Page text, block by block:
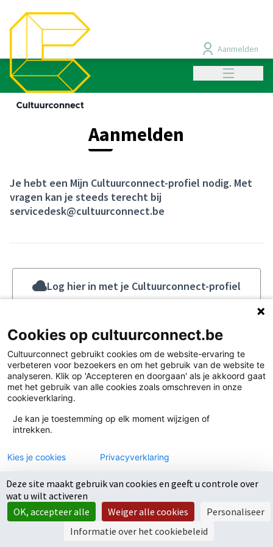
Information about the cookies used on the website
content of the site. The cookies enable us to provide a more
Accept all
Accept only essential
Settings
Hoofdmenu
Aanmelden
Aanmelden
Je hebt een Mijn Cultuurconnect-profiel nodig. Met
vragen kan je steeds terecht bij
servicedesk@cultuurconnect.be
Log hier in met je Cultuurconnect-profiel
Terms of Service
(Externe link)
Website made byOpen Source Politics
(Externe link)
with thedecidim free
(Externe link)
Creative
(Externe
Deze site maakt gebruik van cookies en geeft u controle over
wat u wilt activeren
OK, accepteer alle
Weiger alle cookies
Personaliseer
Informatie over het cookiebeleid
Cookies op cultuurconnect.be
Cultuurconnect gebruikt cookies om de website-ervaring te
verbeteren voor bezoekers en om het gebruik van de website te
analyseren. Klik op 'Accepteren en doorgaan' als je akkoord gaat
met het gebruik van alle cookies zoals omschreven in onze
cookieverklaring.
Je kan je toestemming op elk moment wijzigen of
intrekken.
Accepteren en doorgaan
Alles afwijzen
Kies je cookies Privacyverklaring
Powered by